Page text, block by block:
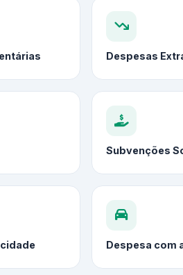
Despesas
Subvenções
Despesa com